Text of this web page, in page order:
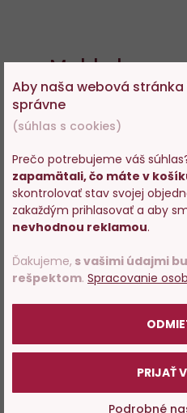
Mohlo by sa
Skladom 128 ks
Aby naša webová
správne
(súhlas s cookies)
Prečo potrebujeme váš
zapamätali, čo máte v
skontrolovať stav svojej
zakaždým prihlasovať a aby
nevhodnou reklamou.
Ďakujeme, s vašimi údajmi
rešpektom. Spracovanie
PRIJAŤ
Podrobné
predajom
potvrďte, že